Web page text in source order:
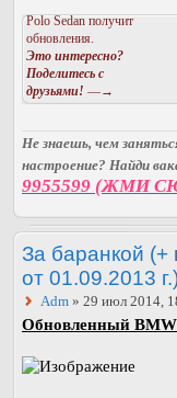
Polo Sedan получит
обновления.
Это интересно?
Поделитесь с
друзьями! —→
Не знаешь, чем
настроение? Найди
9955599 (ЖМИ
За баранкой
от 01.09.2013
Adm » 29 июл 2014,
Обновленный BMW